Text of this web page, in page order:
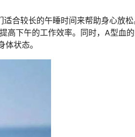
合较长的午睡时间来帮助身心放
高下午的工作效率。同时，A型血
状态。